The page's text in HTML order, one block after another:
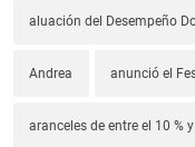
aluación del Desempeño
Andrea anunció el
aranceles de entre el 10 %